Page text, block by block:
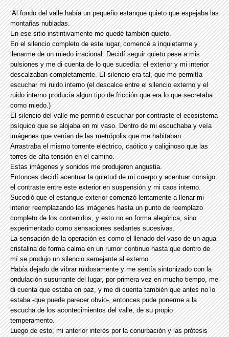
‘Al fondo del valle había un pequeño estanque quieto que espejaba las
montañas nubladas.
En ese sitio instintivamente me quedé también quieto.
En el silencio completo de este lugar, comencé a inquietarme y
llenarme de un miedo irracional. Decidí seguir quieto pese a mis
pulsiones y me di cuenta de lo que sucedía: el exterior y mi interior
descalzaban completamente. El silencio era tal, que me permitía
escuchar mi ruido interno (el descalce entre el silencio externo y el
ruido interno producía algun tipo de fricción que era lo que secretaba
como miedo.)
El silencio del valle me permitió escuchar por contraste el ecosistema
psíquico que se alojaba en mi vaso. Dentro de mi escuchaba y veía
imágenes que venían de las metrópolis que me habitaban.
Arrastraba el mismo torrente eléctrico, caótico y caliginoso que las
torres de alta tensión en el camino.
Estas imágenes y sonidos me produjeron angustia.
Entonces decidí acentuar la quietud de mi cuerpo y acentuar consigo
el contraste entre este exterior en suspensión y mi caos interno.
Sucedió que el estanque exterior comenzó lentamente a llenar mi
interior reemplazando las imágenes hasta un punto de reemplazo
completo de los contenidos, y esto no en forma alegórica, sino
experimentado como sensaciones sedantes sucesivas.
La sensación de la operación es como el llenado del vaso de un agua
cristalina de forma calma en un rumor continuo hasta que dentro de
mí se produjo un silencio semejante al externo.
Había dejado de vibrar ruidosamente y me sentía sintonizado con la
ondulación susurrante del lugar, por primera vez en mucho tiempo, me
di cuenta que estaba en paz, y me di cuenta también que antes no lo
estaba -que puede parecer obvio-, entonces pude ponerme a la
escucha de los acontecimientos del valle, de su propio
temperamento.
Luego de esto, mi anterior interés por la conurbación y las prótesis